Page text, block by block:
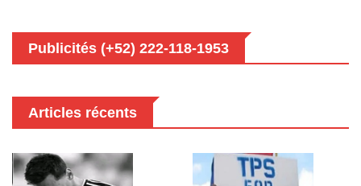
Publicités (+52) 222-118-1953
Articles récents